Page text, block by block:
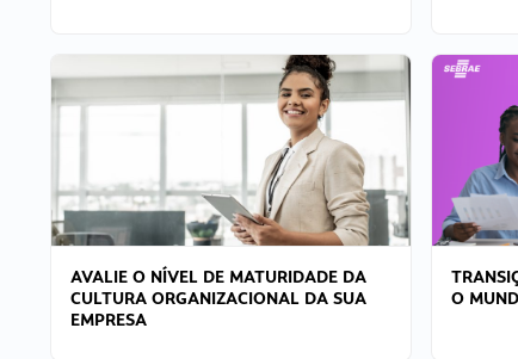
AVALIE O NÍVEL DE MATURIDADE DA
CULTURA ORGANIZACIONAL DA SUA
EMPRESA
O